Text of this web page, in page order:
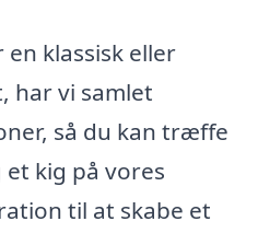
klassisk eller
har vi samlet
så du kan træffe
et kig på vores
til at skabe et